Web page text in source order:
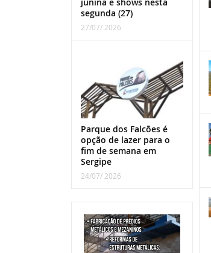
segunda (27)
27/07/ 2026
Parque dos Falcões é
opção de lazer para o
fim de semana em
Sergipe
24/07/ 2026